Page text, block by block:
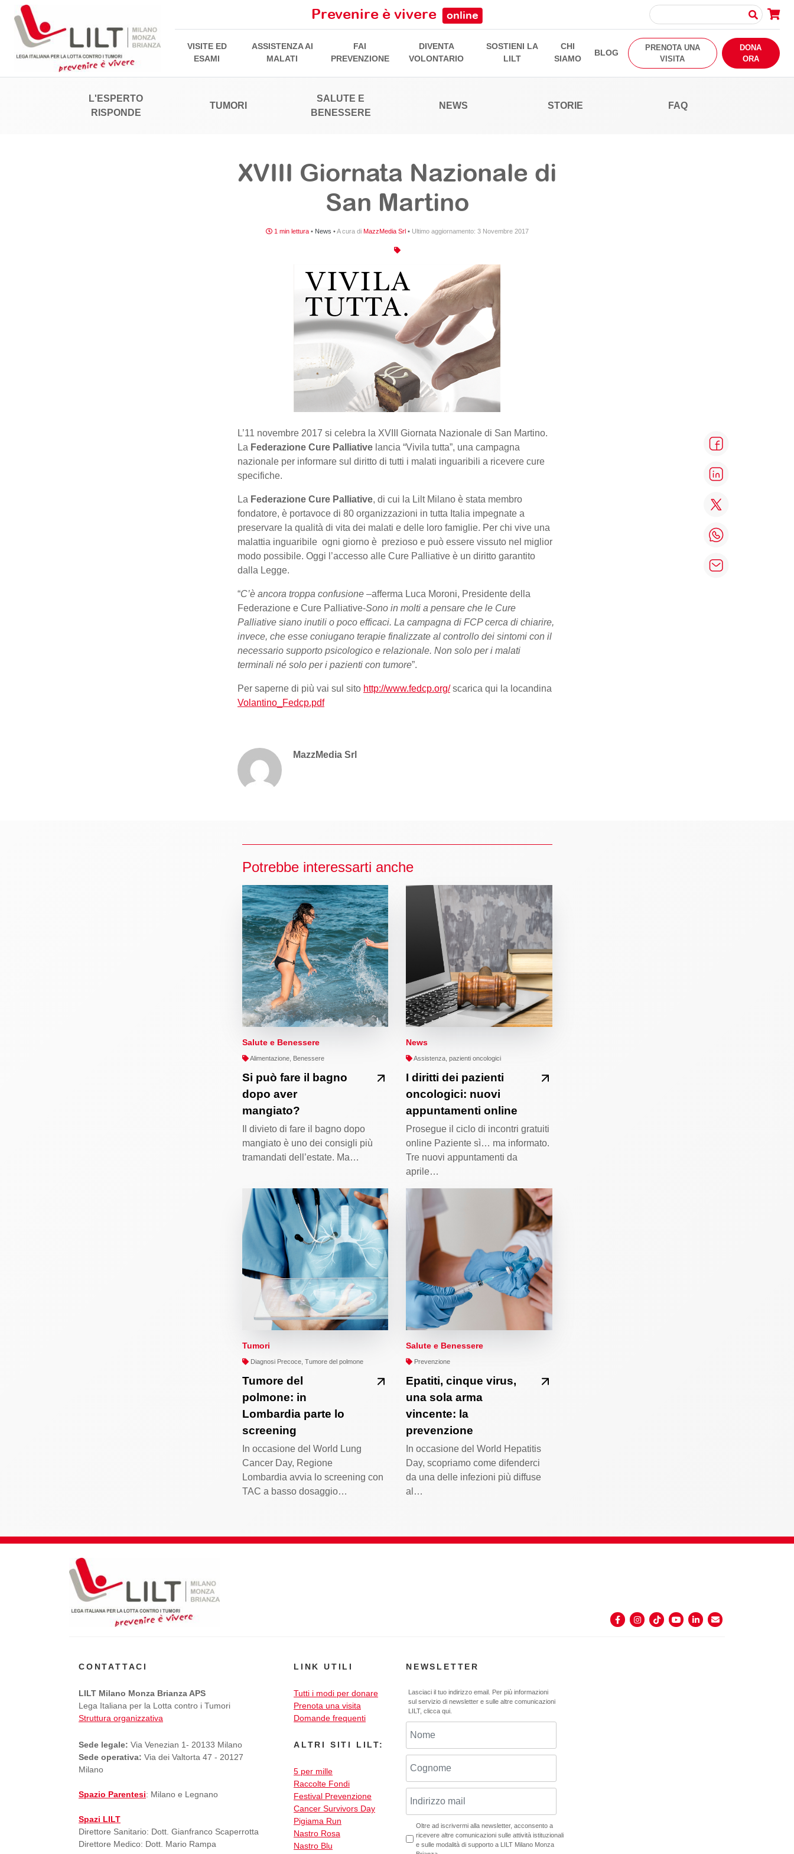
Prevenire è vivere online
VISITE ED
ESAMI
ASSISTENZA AI
MALATI
FAI
PREVENZIONE
DIVENTA
VOLONTARIO
SOSTIENI LA
LILT
CHI
SIAMO
BLOG
PRENOTA UNA
VISITA
DONA
ORA
L'ESPERTO
RISPONDE
TUMORI
SALUTE E
BENESSERE
NEWS STORIE FAQ
XVIII Giornata Nazionale di
San Martino
1 min lettura • News • A cura di MazzMedia Srl • Ultimo aggiornamento: 3 Novembre 2017
L’11 novembre 2017 si celebra la XVIII Giornata Nazionale di San Martino.
La Federazione Cure Palliative lancia “Vivila tutta”, una campagna
nazionale per informare sul diritto di tutti i malati inguaribili a ricevere cure
specifiche.
La Federazione Cure Palliative, di cui la Lilt Milano è stata membro
fondatore, è portavoce di 80 organizzazioni in tutta Italia impegnate a
preservare la qualità di vita dei malati e delle loro famiglie. Per chi vive una
malattia inguaribile ogni giorno è prezioso e può essere vissuto nel miglior
modo possibile. Oggi l’accesso alle Cure Palliative è un diritto garantito
dalla Legge.
“C’è ancora troppa confusione –afferma Luca Moroni, Presidente della
Federazione e Cure Palliative-Sono in molti a pensare che le Cure
Palliative siano inutili o poco efficaci. La campagna di FCP cerca di chiarire,
invece, che esse coniugano terapie finalizzate al controllo dei sintomi con il
necessario supporto psicologico e relazionale. Non solo per i malati
terminali né solo per i pazienti con tumore”.
Per saperne di più vai sul sito http://www.fedcp.org/scarica qui la locandina
Volantino_Fedcp.pdf
MazzMedia Srl
Potrebbe interessarti anche
Salute e Benessere
Alimentazione, Benessere
Si può fare il bagno
dopo aver
mangiato?
Il divieto di fare il bagno dopo
mangiato è uno dei consigli più
tramandati dell’estate. Ma…
News
Assistenza, pazienti oncologici
I diritti dei pazienti
oncologici: nuovi
appuntamenti online
Prosegue il ciclo di incontri gratuiti
online Paziente sì… ma informato.
Tre nuovi appuntamenti da
aprile…
Tumori
Diagnosi Precoce, Tumore del polmone
Tumore del
polmone: in
Lombardia parte lo
screening
In occasione del World Lung
Cancer Day, Regione
Lombardia avvia lo screening con
TAC a basso dosaggio…
Salute e Benessere
Prevenzione
Epatiti, cinque virus,
una sola arma
vincente: la
prevenzione
In occasione del World Hepatitis
Day, scopriamo come difenderci
da una delle infezioni più diffuse
al…
CONTATTACI
LILT Milano Monza Brianza APS
Lega Italiana per la Lotta contro i Tumori
Struttura organizzativa
Sede legale: Via Venezian 1- 20133 Milano
Sede operativa: Via dei Valtorta 47 - 20127
Milano
Spazio Parentesi: Milano e Legnano
Spazi LILT
Direttore Sanitario: Dott. Gianfranco Scaperrotta
Direttore Medico: Dott. Mario Rampa
LINK UTILI
Tutti i modi per donare
Prenota una visita
Domande frequenti
ALTRI SITI LILT:
5 per mille
Raccolte Fondi
Festival Prevenzione
Cancer Survivors Day
Pigiama Run
Nastro Rosa
Nastro Blu
NEWSLETTER
Lasciaci il tuo indirizzo email. Per più informazioni
sul servizio di newsletter e sulle altre comunicazioni
LILT, clicca qui
Oltre ad iscrivermi alla newsletter, acconsento a
ricevere altre comunicazioni sulle attività istituzionali
e sulle modalità di supporto a LILT Milano Monza